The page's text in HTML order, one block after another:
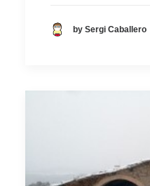
by Sergi Caballero